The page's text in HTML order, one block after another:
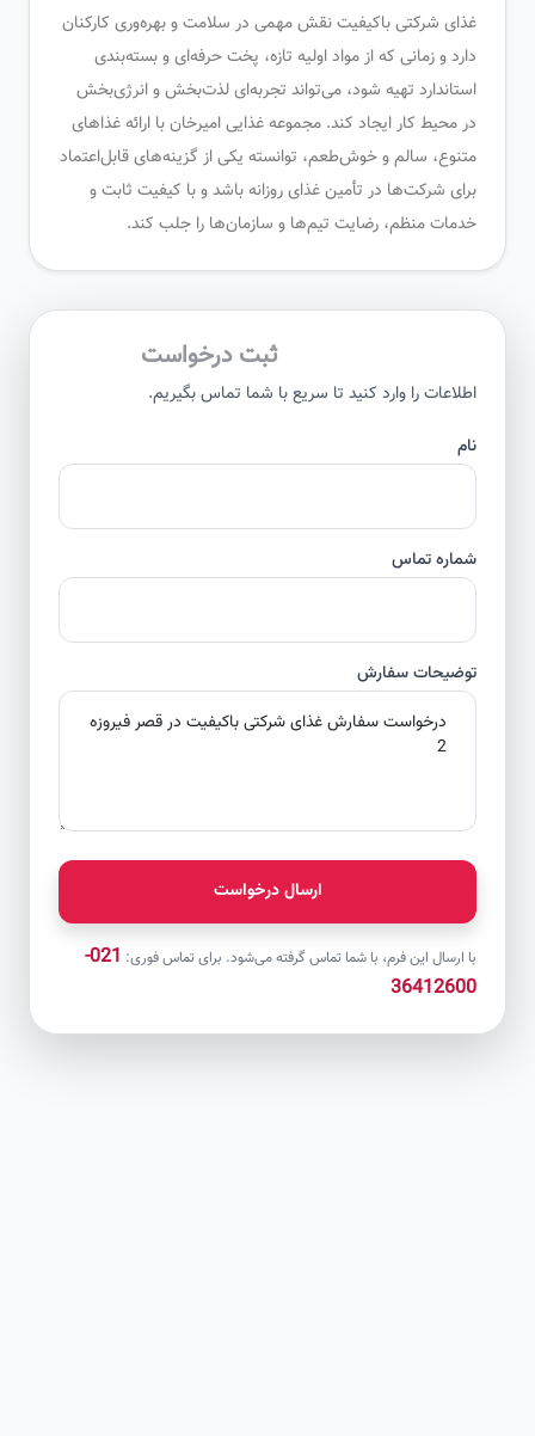
غذای شرکتی باکیفیت نقش مهمی در سلامت و بهره‌وری کارکنان
دارد و زمانی که از مواد اولیه تازه، پخت حرفه‌ای و بسته‌بندی
استاندارد تهیه شود، می‌تواند تجربه‌ای لذت‌بخش و انرژی‌بخش
در محیط کار ایجاد کند. مجموعه غذایی امیرخان با ارائه غذاهای
متنوع، سالم و خوش‌طعم، توانسته یکی از گزینه‌های قابل‌اعتماد
برای شرکت‌ها در تأمین غذای روزانه باشد و با کیفیت ثابت و
خدمات منظم، رضایت تیم‌ها و سازمان‌ها را جلب کند.
ثبت درخواست
اطلاعات را وارد کنید تا سریع با شما تماس بگیریم.
شماره تماس
توضیحات سفارش
ارسال درخواست
با ارسال این فرم، با شما تماس گرفته می‌شود. برای تماس فوری:
021-
36412600